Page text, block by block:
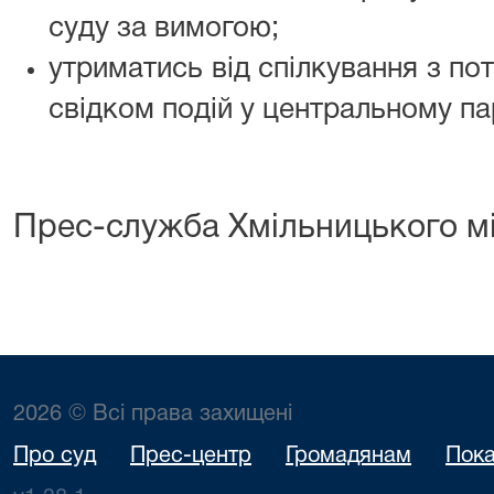
суду за вимогою;
утриматись від спілкування з
свідком подій у центральному
Прес-служба Хмільницького
2026 © Всі права захищені
Про суд Прес-центр Громадянам